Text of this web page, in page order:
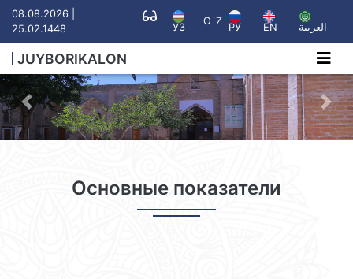
08.08.2026 |
25.02.1448
УЗ
O`Z
РУ EN العربية
JUYBORIKALON
Previous Next
Основные показатели